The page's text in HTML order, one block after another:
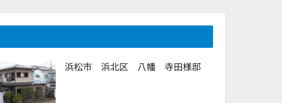
浜松市 浜北区 八幡 寺田様邸